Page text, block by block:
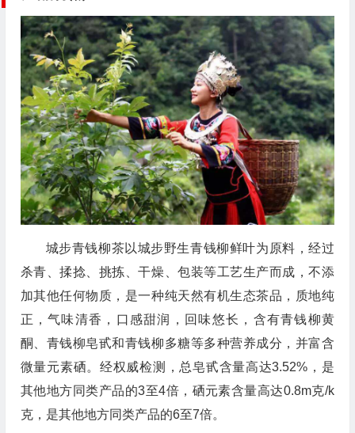
城步青钱柳茶以城步野生青钱柳鲜叶为原料，经过
杀青、揉捻、挑拣、干燥、包装等工艺生产而成，不添
加其他任何物质，是一种纯天然有机生态茶品，质地纯
正，气味清香，口感甜润，回味悠长，含有青钱柳黄
酮、青钱柳皂甙和青钱柳多糖等多种营养成分，并富含
微量元素硒。经权威检测，总皂甙含量高达3.52%，是
其他地方同类产品的3至4倍，硒元素含量高达0.8m克/k
克，是其他地方同类产品的6至7倍。